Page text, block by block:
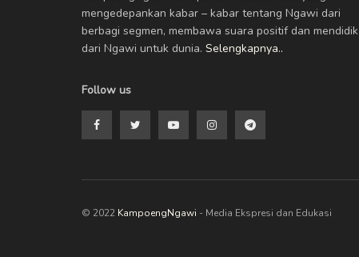
mengedepankan kabar – kabar tentang Ngawi dari
berbagi segmen, membawa suara positif dan mendidik
dari Ngawi untuk dunia. Selengkapnya..
Follow us
© 2022 KampoengNgawi - Media Ekspresi dan Edukasi